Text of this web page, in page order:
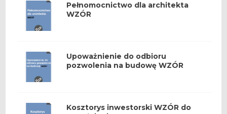
Pełnomocnictwo dla architekta
WZÓR
Upoważnienie do odbioru
pozwolenia na budowę WZÓR
Kosztorys inwestorski WZÓR do